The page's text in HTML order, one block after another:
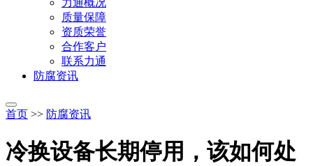
力通概况
质量保障
资质荣誉
合作客户
联系力通
防腐资讯
首页 >> 防腐资讯
冷换设备长期停用，该如何处